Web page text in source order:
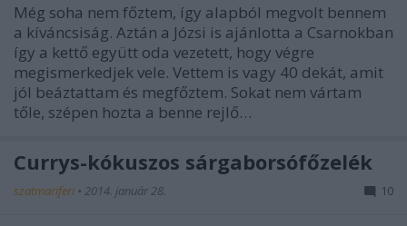
Még soha nem főztem, így alapból megvolt bennem
a kíváncsiság. Aztán a Józsi is ajánlotta a Csarnokban
így a kettő együtt oda vezetett, hogy végre
megismerkedjek vele. Vettem is vagy 40 dekát, amit
jól beáztattam és megfőztem. Sokat nem vártam
tőle, szépen hozta a benne rejlő…
Currys-kókuszos sárgaborsófőzelék
szatmariferi • 2014. január 28. 10